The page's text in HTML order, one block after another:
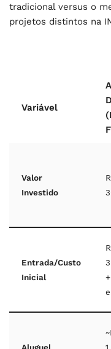
tradicional versus o
projetos distintos na
Variável
Valor
Investido
Entrada/Custo
Inicial
Aluguel